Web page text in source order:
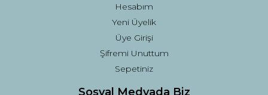
Hesabım
Yeni Üyelik
Üye Girişi
Şifremi Unuttum
Sepetiniz
Sosyal Medyada Biz